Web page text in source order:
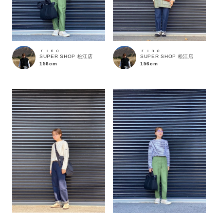
カラー
商品タイプ
通常商品 予約商品
セール価格 WEB限定
在庫
在庫あり 在庫なし含む
ｒｉｎｏ
SUPER SHOP 松江店
156cm
ｒｉｎｏ
SUPER SHOP 松江店
156cm